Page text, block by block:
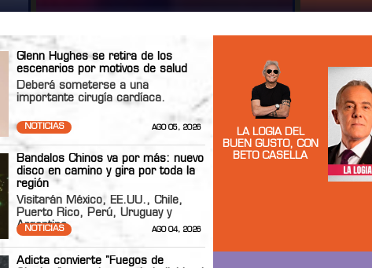
Glenn Hughes se retira de los
escenarios por motivos de salud
Deberá someterse a una
importante cirugía cardíaca.
NOTICIAS AGO 05, 2026
Bandalos Chinos va por más: nuevo
disco en camino y gira por toda la
región
Visitarán México, EE.UU., Chile,
Puerto Rico, Perú, Uruguay y
Argentina
NOTICIAS AGO 04, 2026
Adicta convierte "Fuegos de
LA LOGIA DEL
BUEN GUSTO, CON
BETO CASELLA